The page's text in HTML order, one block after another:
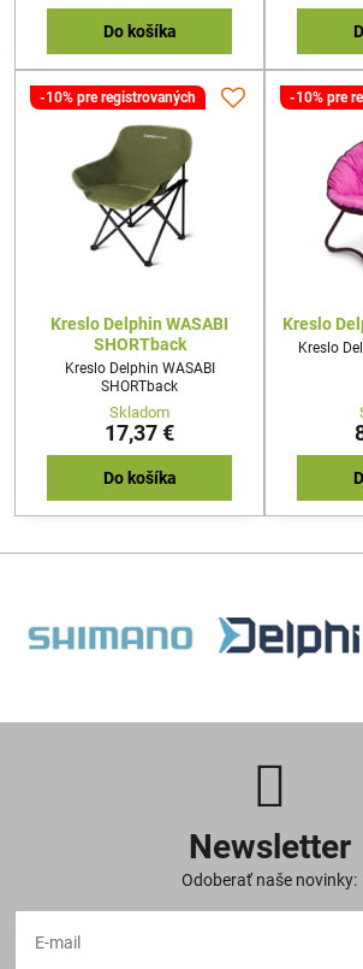
Do košíka
-10% pre registrovaných
Kreslo Delphin WASABI
SHORTback
Kreslo Delphin WASABI
SHORTback
Skladom
17,37 €
Do košíka
-10% pre
Kreslo
Kreslo
Newsletter
Odoberať naše novinky: